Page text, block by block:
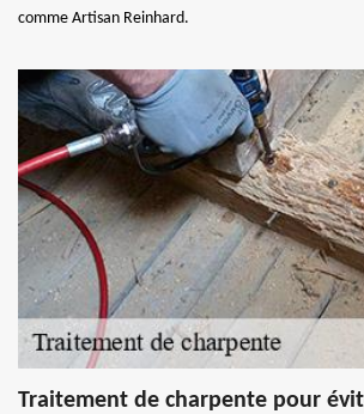
comme Artisan Reinhard.
Traitement de charpente pour